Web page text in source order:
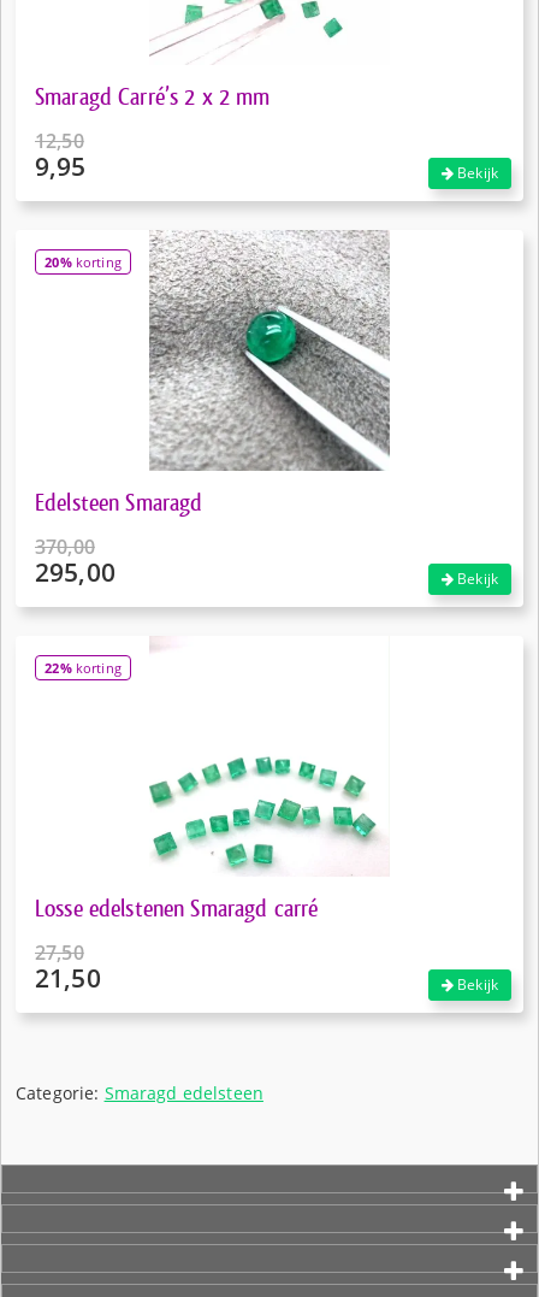
Smaragd Carré’s 2 x 2 mm
12,50
Oorspronkelijke
9,95
is:
€9,95.
Bekijk
20%korting
Edelsteen Smaragd
370,00
Oorspronkelijke
295,00
is:
€295,00.
Bekijk
22%korting
Losse edelstenen Smaragd carré
27,50
Oorspronkelijke
21,50
€21,50.
Bekijk
Categorie: Smaragd edelsteen